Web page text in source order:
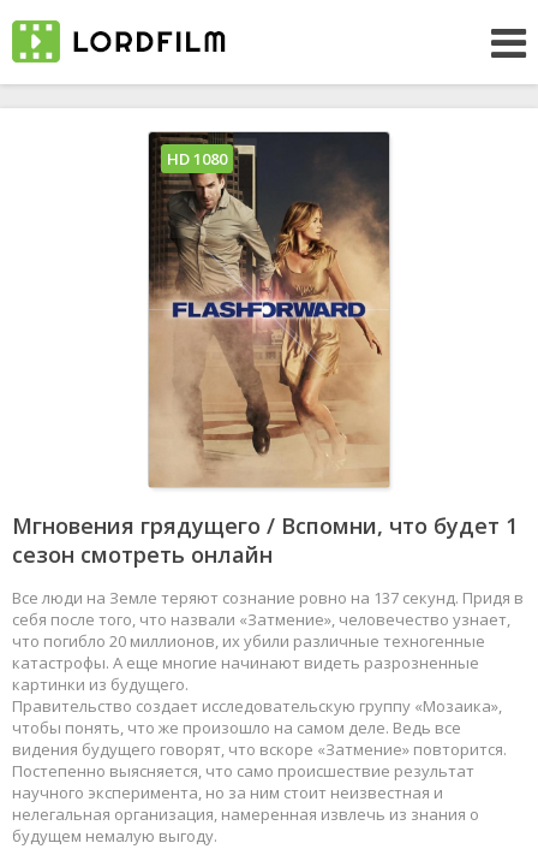
Мгновения грядущего / Вспомни, что будет 1
сезон смотреть онлайн
Все люди на Земле теряют сознание ровно на 137 секунд. Придя в
себя после того, что назвали «Затмение», человечество узнает,
что погибло 20 миллионов, их убили различные техногенные
катастрофы. А еще многие начинают видеть разрозненные
картинки из будущего.
Правительство создает исследовательскую группу «Мозаика»,
чтобы понять, что же произошло на самом деле. Ведь все
видения будущего говорят, что вскоре «Затмение» повторится.
Постепенно выясняется, что само происшествие результат
научного эксперимента, но за ним стоит неизвестная и
нелегальная организация, намеренная извлечь из знания о
будущем немалую выгоду.
HD 1080